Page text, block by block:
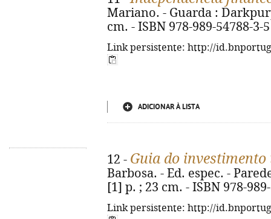
Mariano. - Guarda :
cm. - ISBN 978-989-54788-3-5
Link persistente: http://
ADICIONAR À LISTA
12 - Guia do
Barbosa. - Ed. espec. -
[1] p. ; 23 cm. - ISBN 978-
Link persistente: http://